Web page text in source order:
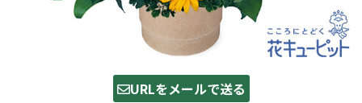
URLをメールで送る